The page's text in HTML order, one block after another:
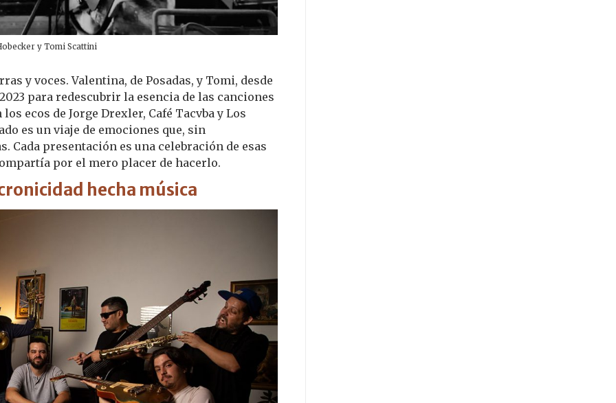
y Tomi Scattini
y voces. Valentina, de Posadas, y Tomi, desde
para redescubrir la esencia de las canciones
ecos de Jorge Drexler, Café Tacvba y Los
es un viaje de emociones que, sin
presentación es una celebración de esas
por el mero placer de hacerlo.
hecha música